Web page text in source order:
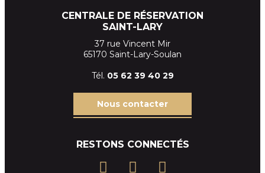
CENTRALE DE RÉSERVATION
SAINT-LARY
37 rue Vincent Mir
65170 Saint-Lary-Soulan
Tél. 05 62 39 40 29
Nous contacter
RESTONS CONNECTÉS